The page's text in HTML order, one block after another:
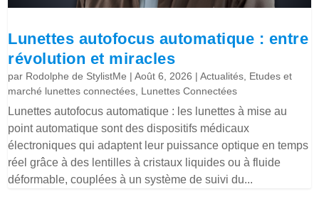
Lunettes autofocus automatique : entre
révolution et miracles
par Rodolphe de StylistMe |Août 6, 2026 |Actualités Etudes et
marché lunettes connectées Lunettes Connectées
Lunettes autofocus automatique : les lunettes à mise au
point automatique sont des dispositifs médicaux
électroniques qui adaptent leur puissance optique en temps
réel grâce à des lentilles à cristaux liquides ou à fluide
déformable, couplées à un système de suivi du...